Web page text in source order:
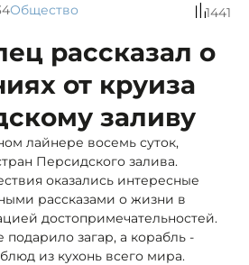
Общество 1441
рассказал о
от круиза
заливу
лайнере восемь суток,
Персидского залива.
оказались интересные
рассказами о жизни в
достопримечательностей.
загар, а корабль -
из кухонь всего мира.